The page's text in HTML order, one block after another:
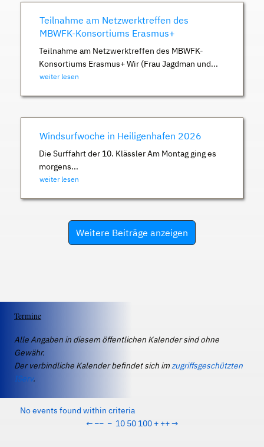
Teilnahme am Netzwerktreffen des
MBWFK-Konsortiums Erasmus+
Teilnahme am Netzwerktreffen des MBWFK-
Konsortiums Erasmus+ Wir (Frau Jagdman und...
weiter lesen
Windsurfwoche in Heiligenhafen 2026
Die Surffahrt der 10. Klässler Am Montag ging es
morgens...
weiter lesen
Weitere Beiträge anzeigen
Termine
Alle Angaben in diesem öffentlichen Kalender sind ohne
Gewähr.
Der verbindliche Kalender befindet sich imzugriffsgeschützten
IServ.
No events found within criteria
← −− − 10 50 100 + ++→